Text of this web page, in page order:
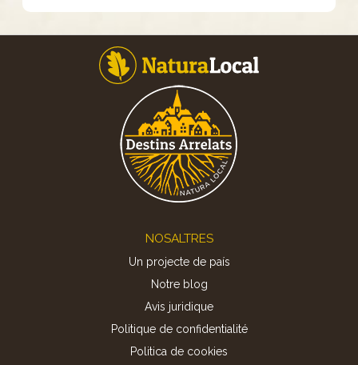
NOSALTRES
Un projecte de país
Notre blog
Avis juridique
Politique de confidentialité
Politica de cookies